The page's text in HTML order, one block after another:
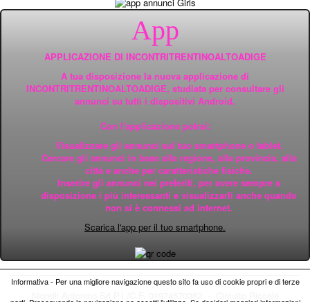
App
APPLICAZIONE DI INCONTRITRENTINOALTOADIGE
A tua disposizione la nuova applicazione di
INCONTRITRENTINOALTOADIGE, studiata per consultare gli
annunci su tutti i dispositivi Android.
Con l'applicazione potrai:
Visualizzare gli annunci sul tuo smartphone o tablet.
Cercare gli annunci in base alla regione, alla provincia, alla
città e anche per caratteristiche fisiche.
Inserire gli annunci nei preferiti, per avere sempre a
disposizione i più interessanti e visualizzarli anche quando
non si è connessi ad internet.
Scarica l'app per il tuo smartphone.
Informativa - Per una migliore navigazione questo sito fa uso di cookie propri e di terze